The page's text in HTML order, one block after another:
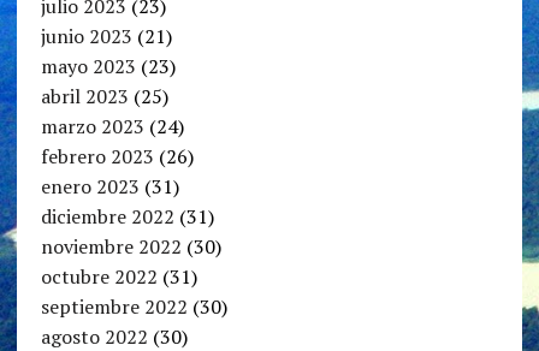
julio 2023 (23)
junio 2023 (21)
mayo 2023 (23)
abril 2023 (25)
marzo 2023 (24)
febrero 2023 (26)
enero 2023 (31)
diciembre 2022 (31)
noviembre 2022 (30)
octubre 2022 (31)
septiembre 2022 (30)
agosto 2022 (30)